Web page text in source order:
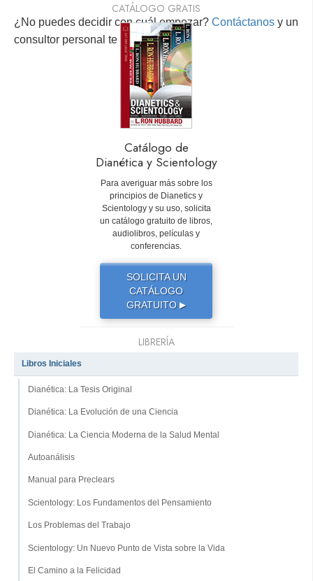
¿No puedes decidir con cuál empezar? Contáctanos y un
consultor personal te ayudará.
CATÁLOGO GRATIS
Catálogo de
Dianética y Scientology
Para averiguar más sobre los
principios de Dianetics y
Scientology y su uso, solicita
un catálogo gratuito de libros,
audiolibros, películas y
conferencias.
SOLICITA UN
CATÁLOGO
GRATUITO ▶
LIBRERÍA
Libros Iniciales
Dianética: La Tesis Original
Dianética: La Evolución de una Ciencia
Dianética: La Ciencia Moderna de la Salud Mental
Autoanálisis
Manual para Preclears
Scientology: Los Fundamentos del Pensamiento
Los Problemas del Trabajo
Scientology: Un Nuevo Punto de Vista sobre la Vida
El Camino a la Felicidad